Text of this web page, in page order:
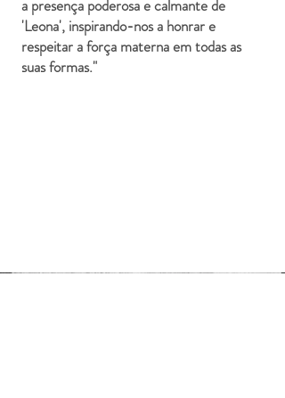
a presença poderosa e calmante de
'Leona', inspirando-nos a honrar e
respeitar a força materna em todas as
suas formas."